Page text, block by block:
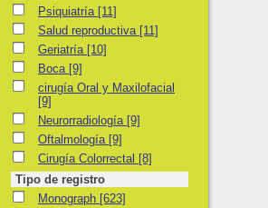
PsiquiatríaPsiquiatría [11]
Salud reproductiva
Salud reproductiva [11]
GeriatríaGeriatría [10]
BocaBoca [9]
cirugía Oral y Maxilofacial
cirugía Oral y Maxilofacial
[9]
Neurorradiología
Neurorradiología [9]
Oftalmología
Oftalmología [9]
Cirugía Colorrectal
Cirugía Colorrectal [8]
Tipo de registro
Monograph
Monograph [623]